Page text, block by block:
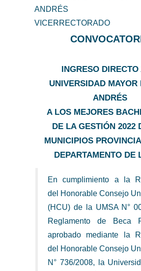
ANDRÉS
VICERRECTORADO
INGRESO DIRECTO
UNIVERSIDAD MAYOR
ANDRÉS
A LOS MEJORES
DE LA GESTIÓN 2022
MUNICIPIOS
DEPARTAMENTO DE
En cumplimiento a la
del Honorable Consejo
(HCU) de la UMSA N°
Reglamento de Beca
aprobado mediante la
del Honorable Consejo
N° 736/2008, la